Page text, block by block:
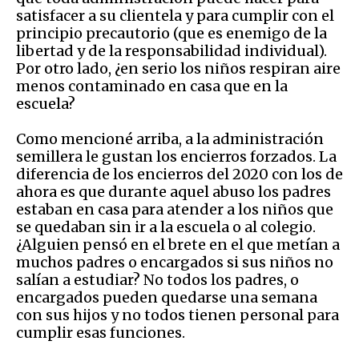
satisfacer a su clientela y para cumplir con el
principio precautorio (que es enemigo de la
libertad y de la responsabilidad individual).
Por otro lado, ¿en serio los niños respiran aire
menos contaminado en casa que en la
escuela?
Como mencioné arriba, a la administración
semillera le gustan los encierros forzados. La
diferencia de los encierros del 2020 con los de
ahora es que durante aquel abuso los padres
estaban en casa para atender a los niños que
se quedaban sin ir a la escuela o al colegio.
¿Alguien pensó en el brete en el que metían a
muchos padres o encargados si sus niños no
salían a estudiar? No todos los padres, o
encargados pueden quedarse una semana
con sus hijos y no todos tienen personal para
cumplir esas funciones.